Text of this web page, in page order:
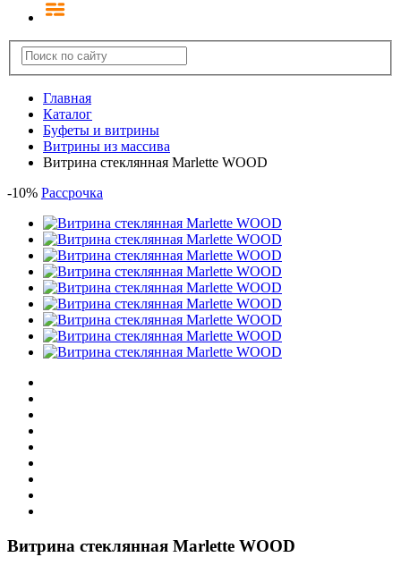
Главная
Каталог
Буфеты и витрины
Витрины из массива
Витрина стеклянная Marlette WOOD
-10% Рассрочка
Витрина стеклянная Marlette WOOD